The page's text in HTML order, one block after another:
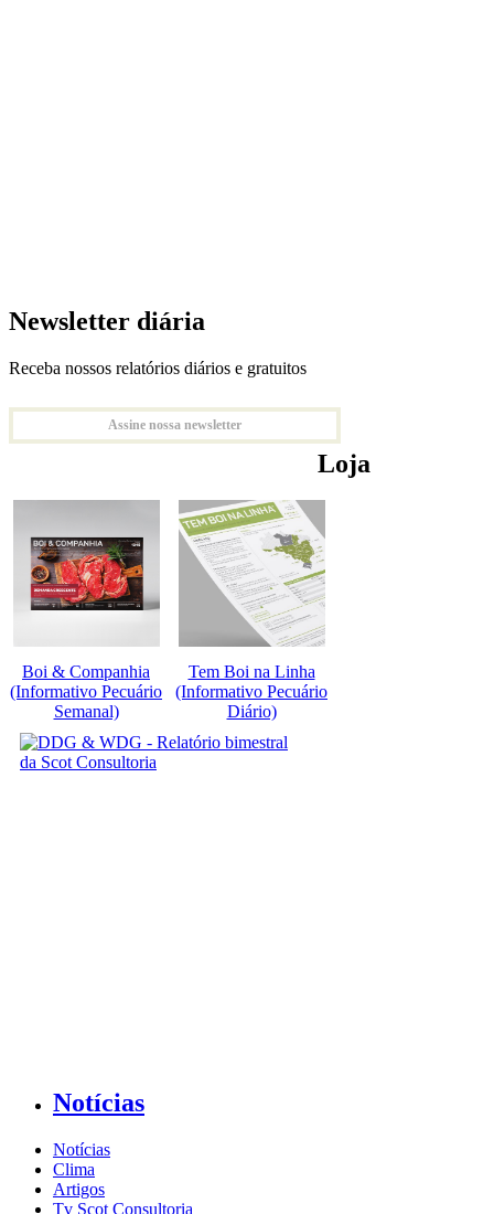
Newsletter diária
Receba nossos relatórios diários e gratuitos
Assine nossa newsletter
Loja
Boi & Companhia
(Informativo Pecuário
Semanal)
Tem Boi na Linha
(Informativo Pecuário
Diário)
Notícias
Notícias
Clima
Artigos
Tv Scot Consultoria